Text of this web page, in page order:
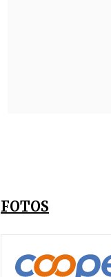
FOTOS